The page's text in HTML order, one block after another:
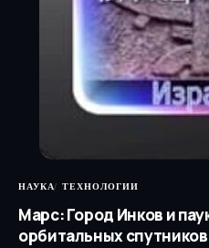
НАУКА ТЕХНОЛОГИИ
Марс: Город Инков и
орбитальных спутников